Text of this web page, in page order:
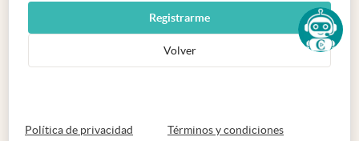
Registrarme
Volver
Política de privacidad abre en nueva pestaña
Términos y condicionesabre en nueva